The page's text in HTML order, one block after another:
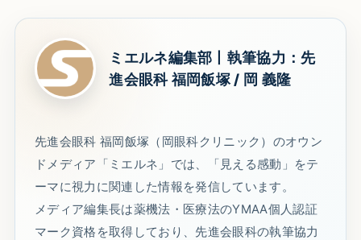
ミエルネ編集部丨執筆協力：先
進会眼科 福岡飯塚 / 岡 義隆
先進会眼科 福岡飯塚（岡眼科クリニック）のオウン
ドメディア「ミエルネ」では、「見える感動」をテ
ーマに視力に関連した情報を発信しています。
メディア編集長は薬機法・医療法のYMAA個人認証
マーク資格を取得しており、先進会眼科の執筆協力